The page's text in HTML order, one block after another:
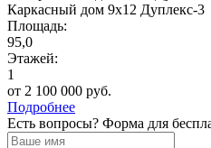
Каркасный дом 9х12 Дуплекс-3
Площадь:
95,0
Этажей:
1
от 2 100 000 руб.
Подробнее
Есть вопросы? Форма для